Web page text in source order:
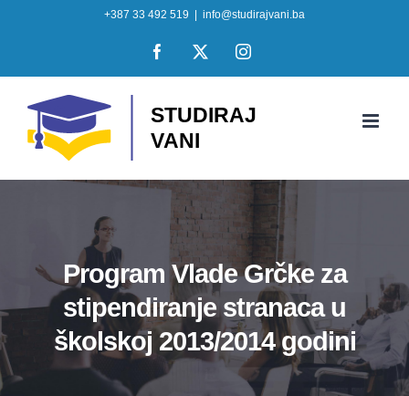
+387 33 492 519 info@studirajvani.ba
Facebook
X Instagram
Program Vlade Grčke za
stipendiranje stranaca u
školskoj 2013/2014 godini